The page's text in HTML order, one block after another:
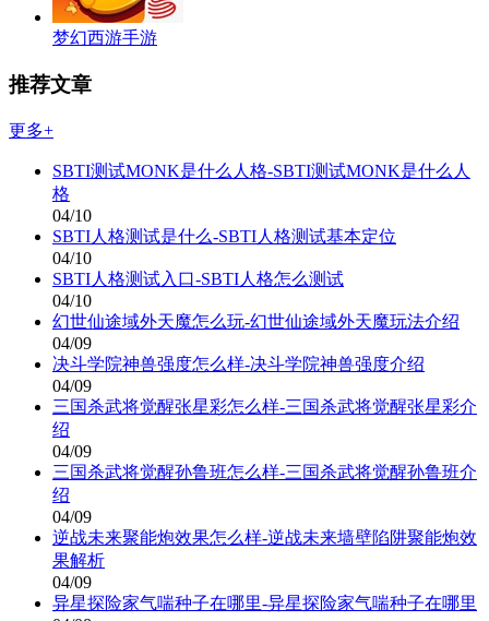
梦幻西游手游
推荐文章
更多+
SBTI测试MONK是什么人格-SBTI测试MONK是什么人
格
04/10
SBTI人格测试是什么-SBTI人格测试基本定位
04/10
SBTI人格测试入口-SBTI人格怎么测试
04/10
幻世仙途域外天魔怎么玩-幻世仙途域外天魔玩法介绍
04/09
决斗学院神兽强度怎么样-决斗学院神兽强度介绍
04/09
三国杀武将觉醒张星彩怎么样-三国杀武将觉醒张星彩介
绍
04/09
三国杀武将觉醒孙鲁班怎么样-三国杀武将觉醒孙鲁班介
绍
04/09
逆战未来聚能炮效果怎么样-逆战未来墙壁陷阱聚能炮效
果解析
04/09
异星探险家气喘种子在哪里-异星探险家气喘种子在哪里